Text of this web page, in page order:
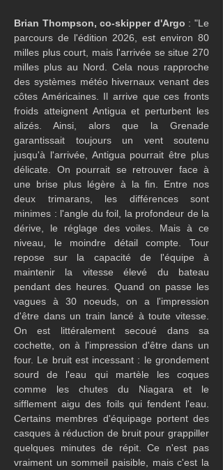
Brian Thompson, co-skipper d'Argo : "Le
parcours de l'édition 2026, est environ 80
milles plus court, mais l'arrivée se situe 270
milles plus au Nord. Cela nous rapproche
des systèmes météo hivernaux venant des
côtes Américaines. Il arrive que ces fronts
froids atteignent Antigua et perturbent les
alizés. Ainsi, alors que la Grenade
garantissait toujours un vent soutenu
jusqu'à l'arrivée, Antigua pourrait être plus
délicate. On pourrait se retrouver face à
une brise plus légère à la fin. Entre nos
deux trimarans, les différences sont
minimes : l'angle du foil, la profondeur de la
dérive, le réglage des voiles. Mais à ce
niveau, le moindre détail compte. Tour
repose sur la capacité de l'équipe à
maintenir la vitesse élevé du bateau
pendant des heures. Quand on passe les
vagues à 30 noeuds, on a l'impression
d'être dans un train lancé à toute vitesse.
On est littéralement secoué dans sa
cochette, on à l'impression d'être dans un
four. Le bruit est incessant : le grondement
sourd de l'eau qui martèle les coques
comme les chutes du Niagara et le
sifflement aigu des foils qui fendent l'eau.
Certains membres d'équipage portent des
casques à réduction de bruit pour grappiller
quelques minutes de répit. Ce n'est pas
vraiment un sommeil paisible, mais c'est la